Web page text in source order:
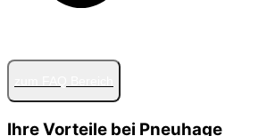
Ihre Vorteile bei Pneuhage